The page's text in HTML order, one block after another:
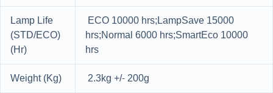
Lamp Life
(STD/ECO)
(Hr)
ECO 10000 hrs;LampSave 15000
hrs;Normal 6000 hrs;SmartEco 10000
hrs
Weight (Kg)
2.3kg +/- 200g